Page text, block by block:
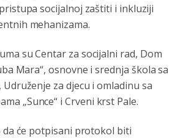
socijalnoj zaštiti i inkluziji
mehanizama.
su Centar za socijalni rad, Dom
Mara“, osnovne i srednja škola sa
za djecu i omladinu sa
„Sunce“ i Crveni krst Pale.
da će potpisani protokol biti